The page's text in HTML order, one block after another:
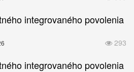
integrovaného povolenia
293
integrovaného povolenia